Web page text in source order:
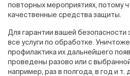
повторных мероприятиях, потому
качественные средства защиты.
Для гарантии вашей безопасности
все услуги по обработке.
профилактика их дальнейшего
проведены разово или с
например, раз в полгода, в год и т.